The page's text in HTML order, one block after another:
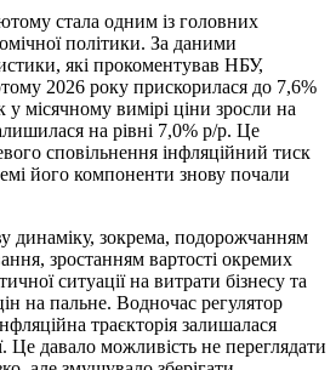
стала одним із головних
політики. За даними
які прокоментував НБУ,
2026 року прискорилася до 7,6%
у місячному вимірі ціни зросли на
на рівні 7,0% р/р. Це
сповільнення інфляційний тиск
його компоненти знову почали
зокрема, подорожчанням
зростанням вартості окремих
ситуації на витрати бізнесу та
на пальне. Водночас регулятор
траєкторія залишалася
Це давало можливість не переглядати